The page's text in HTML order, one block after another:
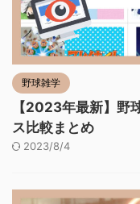
野球雑学
【2023年最新】野
ス比較まとめ
2023/8/4